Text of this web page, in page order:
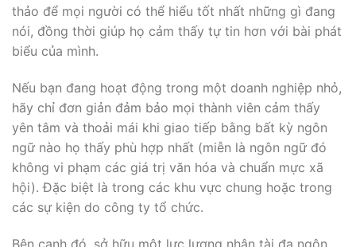
thảo để mọi người có thể hiểu tốt nhất những gì đang
nói, đồng thời giúp họ cảm thấy tự tin hơn với bài phát
biểu của mình.
Nếu bạn đang hoạt động trong một doanh nghiệp nhỏ,
hãy chỉ đơn giản đảm bảo mọi thành viên cảm thấy
yên tâm và thoải mái khi giao tiếp bằng bất kỳ ngôn
ngữ nào họ thấy phù hợp nhất (miễn là ngôn ngữ đó
không vi phạm các giá trị văn hóa và chuẩn mực xã
hội). Đặc biệt là trong các khu vực chung hoặc trong
các sự kiện do công ty tổ chức.
Bên cạnh đó, sở hữu một lực lượng nhân tài đa ngôn